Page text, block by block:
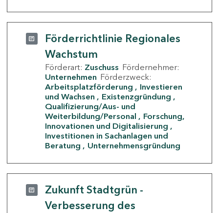
Förderrichtlinie Regionales
Wachstum
Förderart: Zuschuss Fördernehmer:
Unternehmen Förderzweck:
Arbeitsplatzförderung
Investieren
und Wachsen
Existenzgründung
Qualifizierung/Aus- und
Weiterbildung/Personal
Forschung,
Innovationen und Digitalisierung
Investitionen in Sachanlagen und
Beratung
Unternehmensgründung
Zukunft Stadtgrün -
Verbesserung des